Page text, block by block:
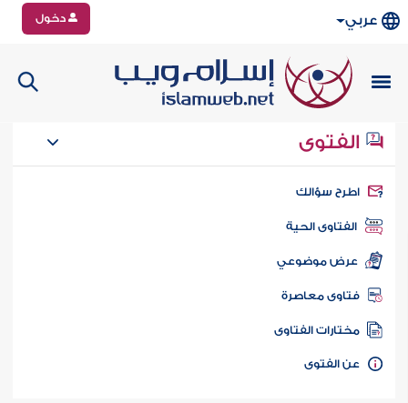
عربي دخول
الفتوى
سؤالك
الفتاوى الحية
عرض موضوعي
فتاوى معاصرة
مختارات الفتاوى